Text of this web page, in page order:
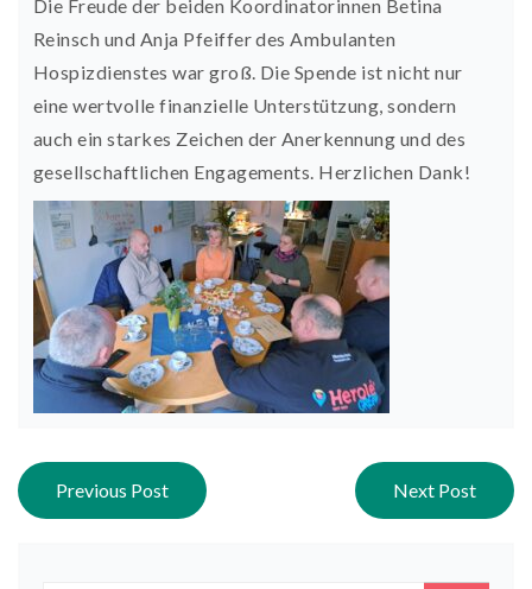
Die Freude der beiden Koordinatorinnen Betina
Reinsch und Anja Pfeiffer des Ambulanten
Hospizdienstes war groß. Die Spende ist nicht nur
eine wertvolle finanzielle Unterstützung, sondern
auch ein starkes Zeichen der Anerkennung und des
gesellschaftlichen Engagements. Herzlichen Dank!
Post navigation
Previous Post Next Post